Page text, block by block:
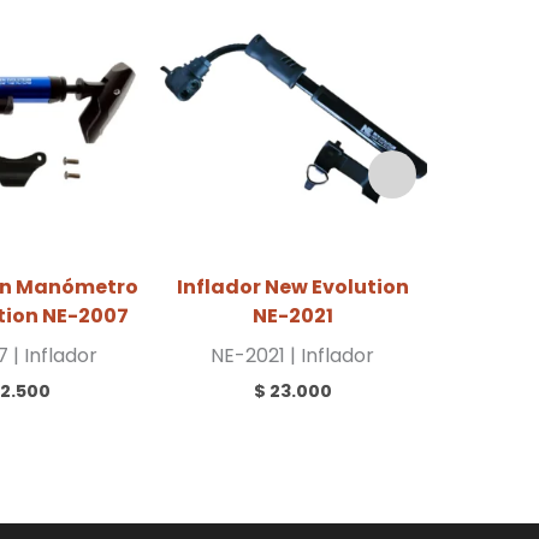
Manómetro
NE-2007
| Inflador
Inflador New Evolution
NE-2021
NE-2021 | Inflador
$ 23.000